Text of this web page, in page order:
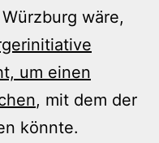
wäre,
um einen
, mit dem der
könnte.